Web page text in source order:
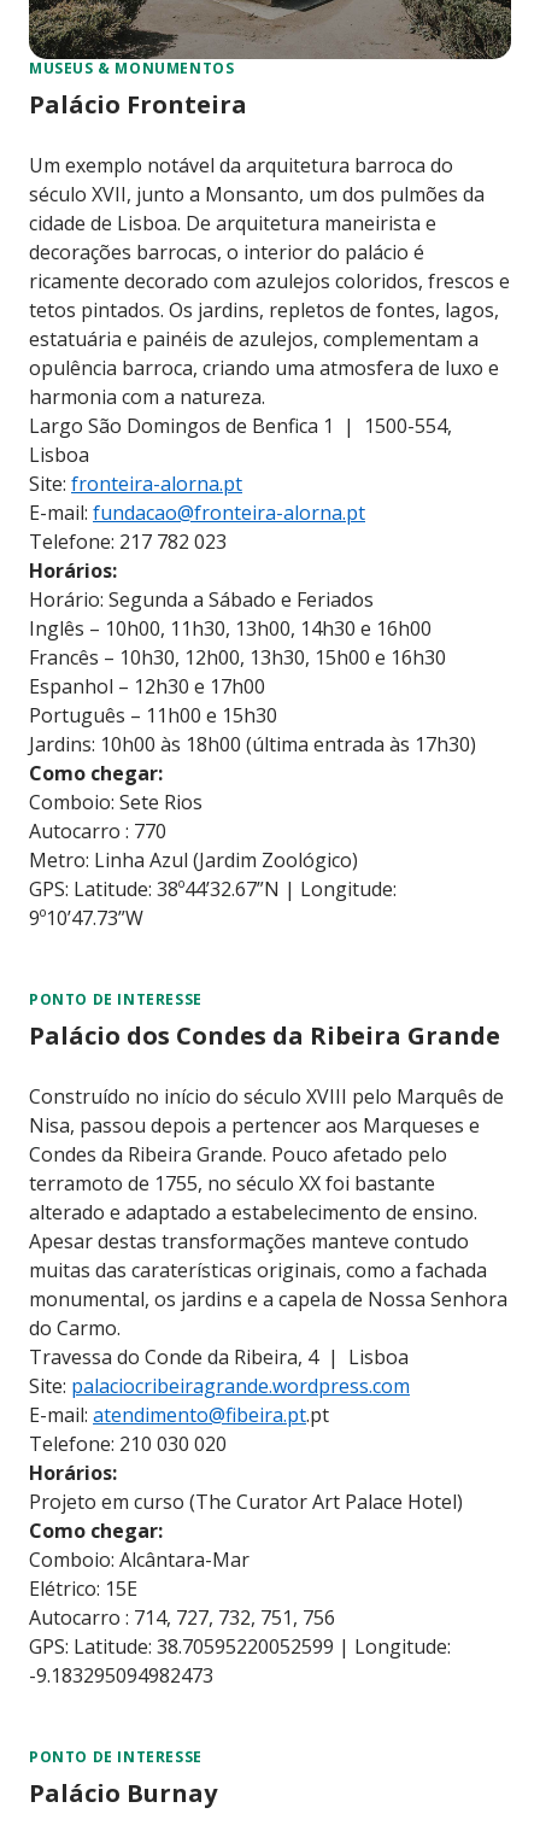
MUSEUS & MONUMENTOS
Palácio Fronteira
Um exemplo notável da arquitetura barroca do
século XVII, junto a Monsanto, um dos pulmões da
cidade de Lisboa. De arquitetura maneirista e
decorações barrocas, o interior do palácio é
ricamente decorado com azulejos coloridos, frescos e
tetos pintados. Os jardins, repletos de fontes, lagos,
estatuária e painéis de azulejos, complementam a
opulência barroca, criando uma atmosfera de luxo e
harmonia com a natureza.
Largo São Domingos de Benfica 1 | 1500-554,
Lisboa
Site: fronteira-alorna.pt
E-mail: fundacao@fronteira-alorna.pt
Telefone: 217 782 023
Horários:
Horário: Segunda a Sábado e Feriados
Inglês – 10h00, 11h30, 13h00, 14h30 e 16h00
Francês – 10h30, 12h00, 13h30, 15h00 e 16h30
Espanhol – 12h30 e 17h00
Português – 11h00 e 15h30
Jardins: 10h00 às 18h00 (última entrada às 17h30)
Como chegar:
Comboio: Sete Rios
Autocarro : 770
Metro: Linha Azul (Jardim Zoológico)
GPS: Latitude: 38º44’32.67”N | Longitude:
9º10’47.73”W
PONTO DE INTERESSE
Palácio dos Condes da Ribeira Grande
Construído no início do século XVIII pelo Marquês de
Nisa, passou depois a pertencer aos Marqueses e
Condes da Ribeira Grande. Pouco afetado pelo
terramoto de 1755, no século XX foi bastante
alterado e adaptado a estabelecimento de ensino.
Apesar destas transformações manteve contudo
muitas das caraterísticas originais, como a fachada
monumental, os jardins e a capela de Nossa Senhora
do Carmo.
Travessa do Conde da Ribeira, 4 | Lisboa
Site: palaciocribeiragrande.wordpress.com
E-mail: atendimento@fibeira.pt.pt
Telefone: 210 030 020
Horários:
Projeto em curso (The Curator Art Palace Hotel)
Como chegar:
Comboio: Alcântara-Mar
Elétrico: 15E
Autocarro : 714, 727, 732, 751, 756
GPS: Latitude: 38.70595220052599 | Longitude:
-9.183295094982473
PONTO DE INTERESSE
Palácio Burnay